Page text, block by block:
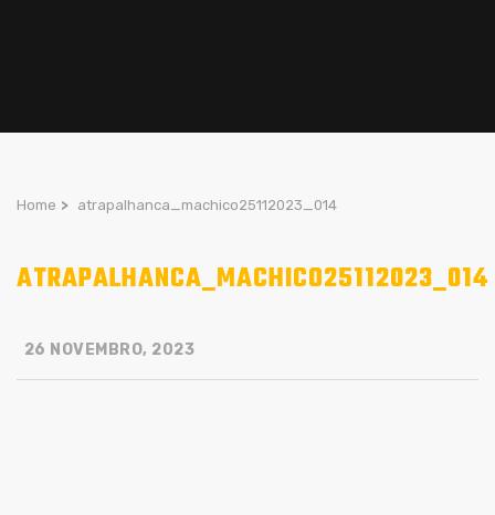
Home > atrapalhanca_machico25112023_014
ATRAPALHANCA_MACHICO25112023_014
26 NOVEMBRO, 2023